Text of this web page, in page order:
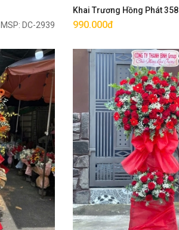
MSP: DC-2939
Khai Trương Hồng Phát 358
990.000đ
Mua ngay